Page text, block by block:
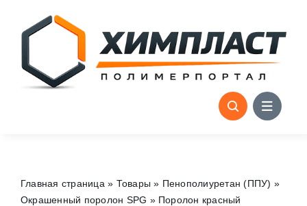
content
Главная страница » Товары » Пенополиуретан (ППУ) »
Окрашенный поролон SPG » Поролон красный